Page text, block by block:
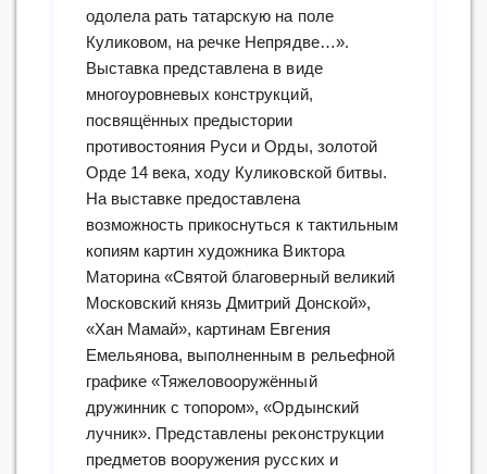
одолела рать татарскую на поле
Куликовом, на речке Непрядве…».
Выставка представлена в виде
многоуровневых конструкций,
посвящённых предыстории
противостояния Руси и Орды, золотой
Орде 14 века, ходу Куликовской битвы.
На выставке предоставлена
возможность прикоснуться к тактильным
копиям картин художника Виктора
Маторина «Святой благоверный великий
Московский князь Дмитрий Донской»,
«Хан Мамай», картинам Евгения
Емельянова, выполненным в рельефной
графике «Тяжеловооружённый
дружинник с топором», «Ордынский
лучник». Представлены реконструкции
предметов вооружения русских и